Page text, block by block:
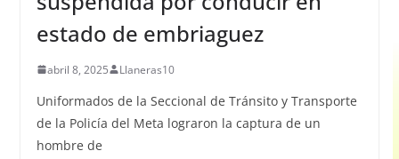
estado de embriaguez
abril 8, 2025 Llaneras10
Uniformados de la Seccional de Tránsito y Transporte
de la Policía del Meta lograron la captura de un
hombre de